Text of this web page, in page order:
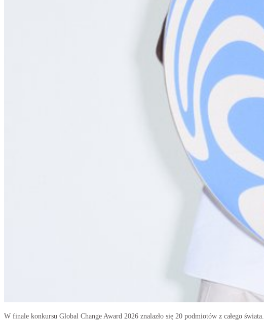
W finale konkursu Global Change Award 2026 znalazło się 20 podmiotów z całego świata.